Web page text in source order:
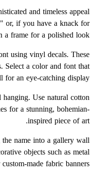
and timeless appeal
or, if you have a knack for
frame for a polished look.
using vinyl decals. These
Select a color and font that
an eye-catching display.
Use natural cotton
for a stunning, bohemian-
inspired piece of art.
name into a gallery wall
objects such as metal
made fabric banners.